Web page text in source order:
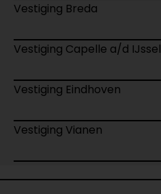
Vestiging Breda
Vestiging Capelle a/d IJssel
Vestiging Eindhoven
Vestiging Vianen